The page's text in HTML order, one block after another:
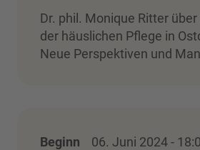
Dr. phil. Monique Ritter über
der häuslichen Pflege in
Neue Perspektiven und
Beginn 06. Juni 2024 -